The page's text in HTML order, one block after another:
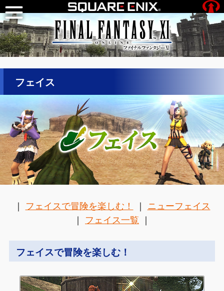
フェイス
｜ フェイスで冒険を楽しむ！ ｜ ニューフェイス
｜ フェイス一覧 ｜
フェイスで冒険を楽しむ！